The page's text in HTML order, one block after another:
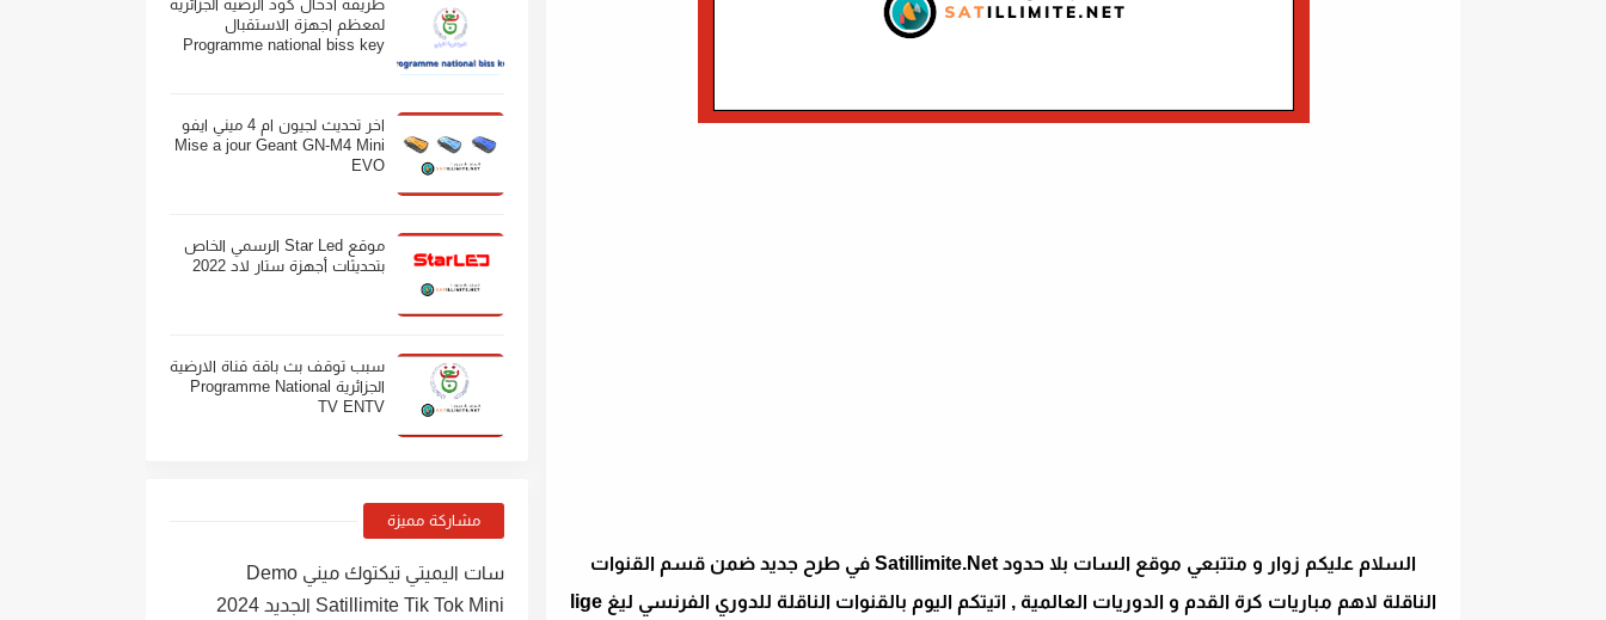
السلام عليكم زوار و متتبعي موقع السات بلا حدود Satillimite.Net في طرح جديد ضمن قسم القنوات
الناقلة لاهم مباريات كرة القدم و الدوريات العالمية , اتيتكم اليوم بالقنوات الناقلة للدوري الفرنسي ليغ lige
طريقة ادخال كود الرضية الجزائرية
لمعظم اجهزة الاستقبال
Programme national biss key
اخر تحديث لجيون ام 4 ميني ايفو
Mise a jour Geant GN-M4 Mini
EVO
موقع Star Led الرسمي الخاص
بتحديثات أجهزة ستار لاد 2022
سبب توقف بث باقة قناة الارضية
الجزائرية Programme National
TV ENTV
مشاركة مميزة
سات اليميتي تيكتوك ميني Demo
Satillimite Tik Tok Mini الجديد 2024